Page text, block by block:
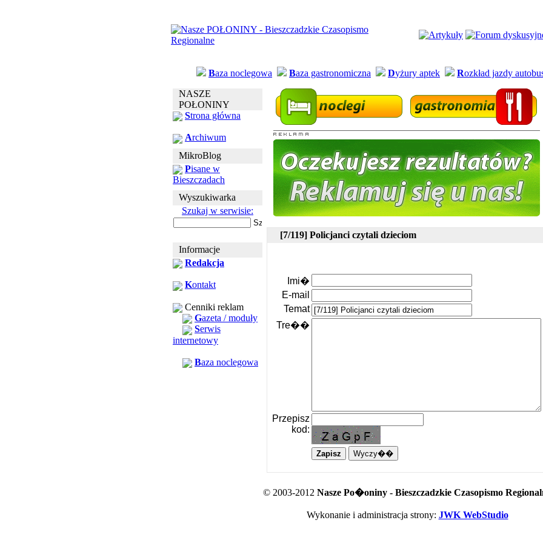
Baza noclegowa Baza gastronomiczna Dyżury aptek Rozkład jazdy
NASZE
POŁONINY
Strona główna
Archiwum
MikroBlog
Pisane w
Bieszczadach
Wyszukiwarka
Szukaj w serwisie:
Informacje
Redakcja
Kontakt
Cenniki reklam
Gazeta / moduły
Serwis
internetowy
Baza noclegowa
[7/119] Policjanci czytali dzieciom
Imi�
E-mail
Temat
Tre��
Przepisz
kod:
© 2003-2012 Nasze Po�oniny - Bieszczadzkie Czasopismo
Wykonanie i administracja strony: JWK WebStudio